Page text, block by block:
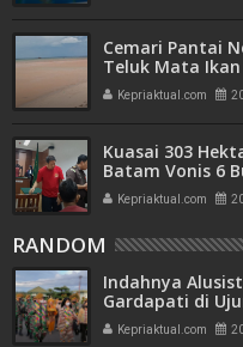
Cemari Pantai
Teluk Mata
Amdal
Kepriaktual.com
Kuasai 303
Batam Vonis 6
Kepriaktual.com
RANDOM
Indahnya
Gardapati di
Kepriaktual.com